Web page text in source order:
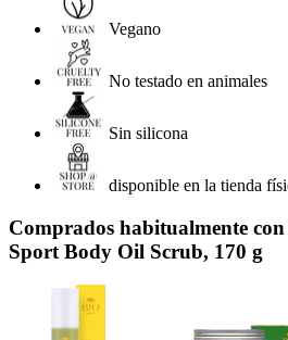
Vegano
No testado en animales
Sin silicona
disponible en la tienda
Comprados habitualmente
Sport Body Oil Scrub, 170 g